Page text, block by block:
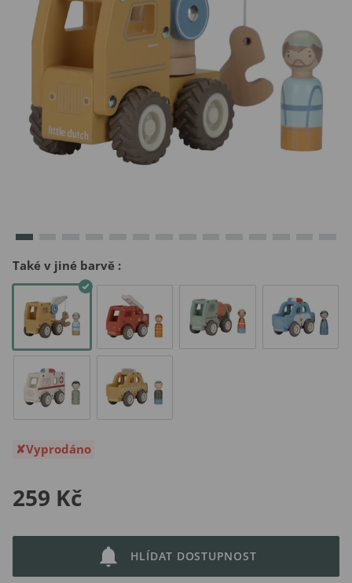
Také v jiné barvě :
Vyprodáno
259 Kč
HLÍDAT DOSTUPNOST